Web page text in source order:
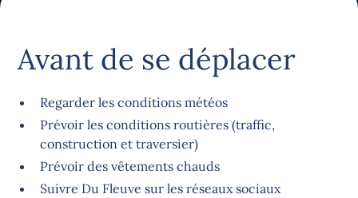
Avant de se déplacer
Regarder les conditions météos
Prévoir les conditions routières (traffic,
construction et traversier)
Prévoir des vêtements chauds
Suivre Du Fleuve sur les réseaux sociaux